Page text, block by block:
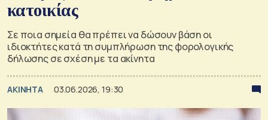
κατοικίας
Σε ποια σημεία θα πρέπει να δώσουν βάση οι
ιδιοκτήτες κατά τη συμπλήρωση της φορολογικής
δήλωσης σε σχέση με τα ακίνητα
ΑΚΙΝΗΤΑ 03.06.2026, 19:30